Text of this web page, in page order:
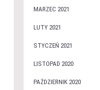
MARZEC 2021
LUTY 2021
STYCZEŃ 2021
LISTOPAD 2020
PAŹDZIERNIK 2020